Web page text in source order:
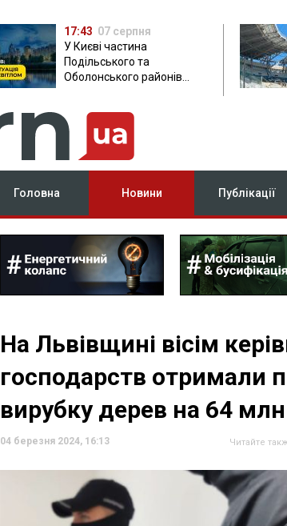
17:43 07 серпня
У Києві частина
Подільського та
Оболонського районів
Головна Новини Публікації
На Львівщині вісім
господарств отримали
вирубку дерев на 64
04 березня 2024, 16:13 Читайте